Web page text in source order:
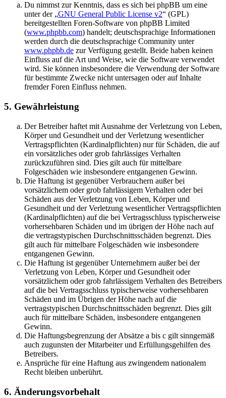
Du nimmst zur Kenntnis, dass es sich bei phpBB um eine
unter der „GNU General Public License v2“ (GPL)
bereitgestellten Foren-Software von phpBB Limited
(www.phpbb.com) handelt; deutschsprachige Informationen
werden durch die deutschsprachige Community unter
www.phpbb.de zur Verfügung gestellt. Beide haben keinen
Einfluss auf die Art und Weise, wie die Software verwendet
wird. Sie können insbesondere die Verwendung der Software
für bestimmte Zwecke nicht untersagen oder auf Inhalte
fremder Foren Einfluss nehmen.
5. Gewährleistung
Der Betreiber haftet mit Ausnahme der Verletzung von Leben,
Körper und Gesundheit und der Verletzung wesentlicher
Vertragspflichten (Kardinalpflichten) nur für Schäden, die auf
ein vorsätzliches oder grob fahrlässiges Verhalten
zurückzuführen sind. Dies gilt auch für mittelbare
Folgeschäden wie insbesondere entgangenen Gewinn.
Die Haftung ist gegenüber Verbrauchern außer bei
vorsätzlichem oder grob fahrlässigem Verhalten oder bei
Schäden aus der Verletzung von Leben, Körper und
Gesundheit und der Verletzung wesentlicher Vertragspflichten
(Kardinalpflichten) auf die bei Vertragsschluss typischerweise
vorhersehbaren Schäden und im übrigen der Höhe nach auf
die vertragstypischen Durchschnittsschäden begrenzt. Dies
gilt auch für mittelbare Folgeschäden wie insbesondere
entgangenen Gewinn.
Die Haftung ist gegenüber Unternehmern außer bei der
Verletzung von Leben, Körper und Gesundheit oder
vorsätzlichem oder grob fahrlässigem Verhalten des Betreibers
auf die bei Vertragsschluss typischerweise vorhersehbaren
Schäden und im Übrigen der Höhe nach auf die
vertragstypischen Durchschnittsschäden begrenzt. Dies gilt
auch für mittelbare Schäden, insbesondere entgangenen
Gewinn.
Die Haftungsbegrenzung der Absätze a bis c gilt sinngemäß
auch zugunsten der Mitarbeiter und Erfüllungsgehilfen des
Betreibers.
Ansprüche für eine Haftung aus zwingendem nationalem
Recht bleiben unberührt.
6. Änderungsvorbehalt